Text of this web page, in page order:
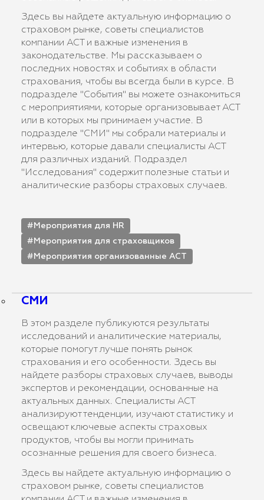
Здесь вы найдете актуальную информацию о
страховом рынке, советы специалистов
компании АСТ и важные изменения в
законодательстве. Мы рассказываем о
последних новостях и событиях в области
страхования, чтобы вы всегда были в курсе. В
подразделе "События" вы можете ознакомиться
с мероприятиями, которые организовывает АСТ
или в которых мы принимаем участие. В
подразделе "СМИ" мы собрали материалы и
интервью, которые давали специалисты АСТ
для различных изданий. Подраздел
"Исследования" содержит полезные статьи и
аналитические разборы страховых случаев.
Мероприятия для HR
Мероприятия для страховщиков
Мероприятия организованные АСТ
СМИ
В этом разделе публикуются результаты
исследований и аналитические материалы,
которые помогут лучше понять рынок
страхования и его особенности. Здесь вы
найдете разборы страховых случаев, выводы
экспертов и рекомендации, основанные на
актуальных данных. Специалисты АСТ
анализируют тенденции, изучают статистику и
освещают ключевые аспекты страховых
продуктов, чтобы вы могли принимать
осознанные решения для своего бизнеса.
Здесь вы найдете актуальную информацию о
страховом рынке, советы специалистов